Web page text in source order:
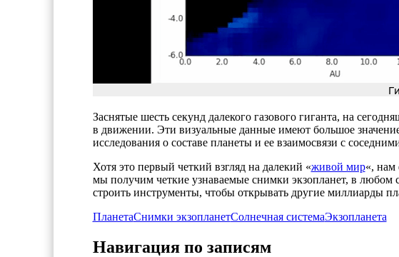
Заснятые шесть секунд далекого газового гиганта, на
в движении. Эти визуальные данные имеют большое
исследования о составе планеты и ее взаимосвязи с
Хотя это первый четкий взгляд на далекий «живой мир«, нам
мы получим четкие узнаваемые снимки экзопланет, в любом
строить инструменты, чтобы открывать другие миллиарды
ПланетаСнимки экзопланетСолнечная системаЭкзопланета
Навигация по записям